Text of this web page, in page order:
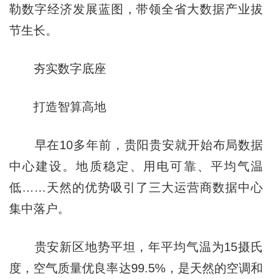
勒数字经济发展蓝图，带领全省大数据产业拔
节生长。
夯实数字底座
打造智算高地
早在10多年前，贵阳贵安就开始布局数据
中心建设。地质稳定、用电可靠、平均气温
低……天然的优势吸引了三大运营商数据中心
集中落户。
贵安新区地势平坦，年平均气温为15摄氏
度，空气质量优良率达99.5%，是天然的空调和